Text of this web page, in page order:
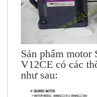
Sản phẩm
V12CE có các
như sau: